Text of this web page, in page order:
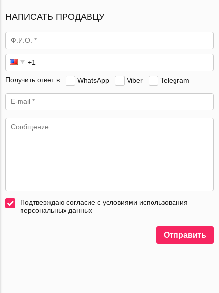
НАПИСАТЬ ПРОДАВЦУ
Получить ответ в WhatsApp Viber Telegram
Подтверждаю согласие с условиями использования
персональных данных
Отправить